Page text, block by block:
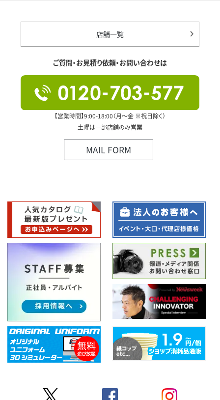
店舗一覧
ご質問・お見積り依頼・お問い合わせは
【営業時間】9:00-18:00（月～金 ※祝日除く）
土曜は一部店舗のみ営業
MAIL FORM